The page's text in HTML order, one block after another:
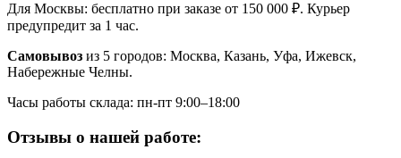
Для Москвы: бесплатно при заказе от 150 000 ₽. Курьер
предупредит за 1 час.
Самовывоз из 5 городов: Москва, Казань, Уфа, Ижевск,
Набережные Челны.
Часы работы склада: пн-пт 9:00–18:00
Отзывы о нашей работе: